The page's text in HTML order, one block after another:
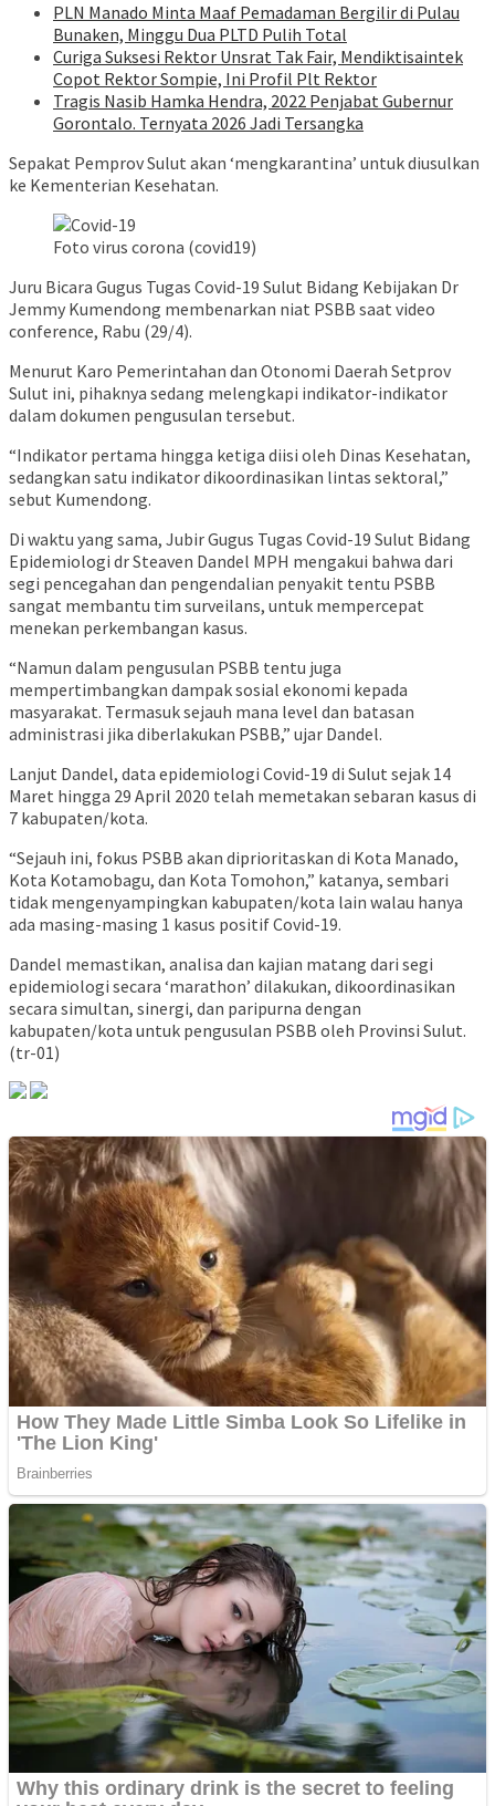
PLN Manado Minta Maaf Pemadaman Bergilir di Pulau
Bunaken, Minggu Dua PLTD Pulih Total
Curiga Suksesi Rektor Unsrat Tak Fair, Mendiktisaintek
Copot Rektor Sompie, Ini Profil Plt Rektor
Tragis Nasib Hamka Hendra, 2022 Penjabat Gubernur
Gorontalo. Ternyata 2026 Jadi Tersangka
Sepakat Pemprov Sulut akan ‘mengkarantina’ untuk diusulkan
ke Kementerian Kesehatan.
Foto virus corona (covid19)
Juru Bicara Gugus Tugas Covid-19 Sulut Bidang Kebijakan Dr
Jemmy Kumendong membenarkan niat PSBB saat video
conference, Rabu (29/4).
Menurut Karo Pemerintahan dan Otonomi Daerah Setprov
Sulut ini, pihaknya sedang melengkapi indikator-indikator
dalam dokumen pengusulan tersebut.
“Indikator pertama hingga ketiga diisi oleh Dinas Kesehatan,
sedangkan satu indikator dikoordinasikan lintas sektoral,”
sebut Kumendong.
Di waktu yang sama, Jubir Gugus Tugas Covid-19 Sulut Bidang
Epidemiologi dr Steaven Dandel MPH mengakui bahwa dari
segi pencegahan dan pengendalian penyakit tentu PSBB
sangat membantu tim surveilans, untuk mempercepat
menekan perkembangan kasus.
“Namun dalam pengusulan PSBB tentu juga
mempertimbangkan dampak sosial ekonomi kepada
masyarakat. Termasuk sejauh mana level dan batasan
administrasi jika diberlakukan PSBB,” ujar Dandel.
Lanjut Dandel, data epidemiologi Covid-19 di Sulut sejak 14
Maret hingga 29 April 2020 telah memetakan sebaran kasus di
7 kabupaten/kota.
“Sejauh ini, fokus PSBB akan diprioritaskan di Kota Manado,
Kota Kotamobagu, dan Kota Tomohon,” katanya, sembari
tidak mengenyampingkan kabupaten/kota lain walau hanya
ada masing-masing 1 kasus positif Covid-19.
Dandel memastikan, analisa dan kajian matang dari segi
epidemiologi secara ‘marathon’ dilakukan, dikoordinasikan
secara simultan, sinergi, dan paripurna dengan
kabupaten/kota untuk pengusulan PSBB oleh Provinsi Sulut.
(tr-01)